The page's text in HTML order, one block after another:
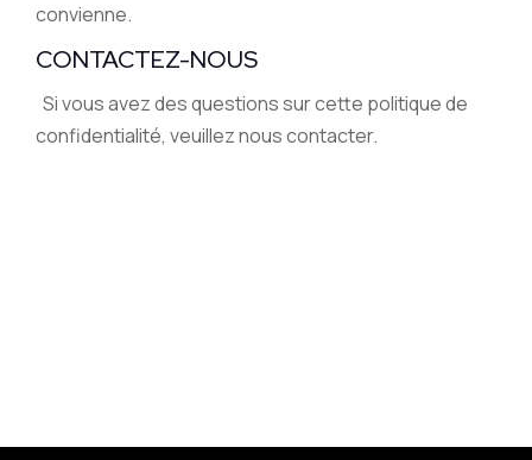
convienne.
CONTACTEZ-NOUS
Si vous avez des questions sur cette politique de
confidentialité, veuillez nous contacter.